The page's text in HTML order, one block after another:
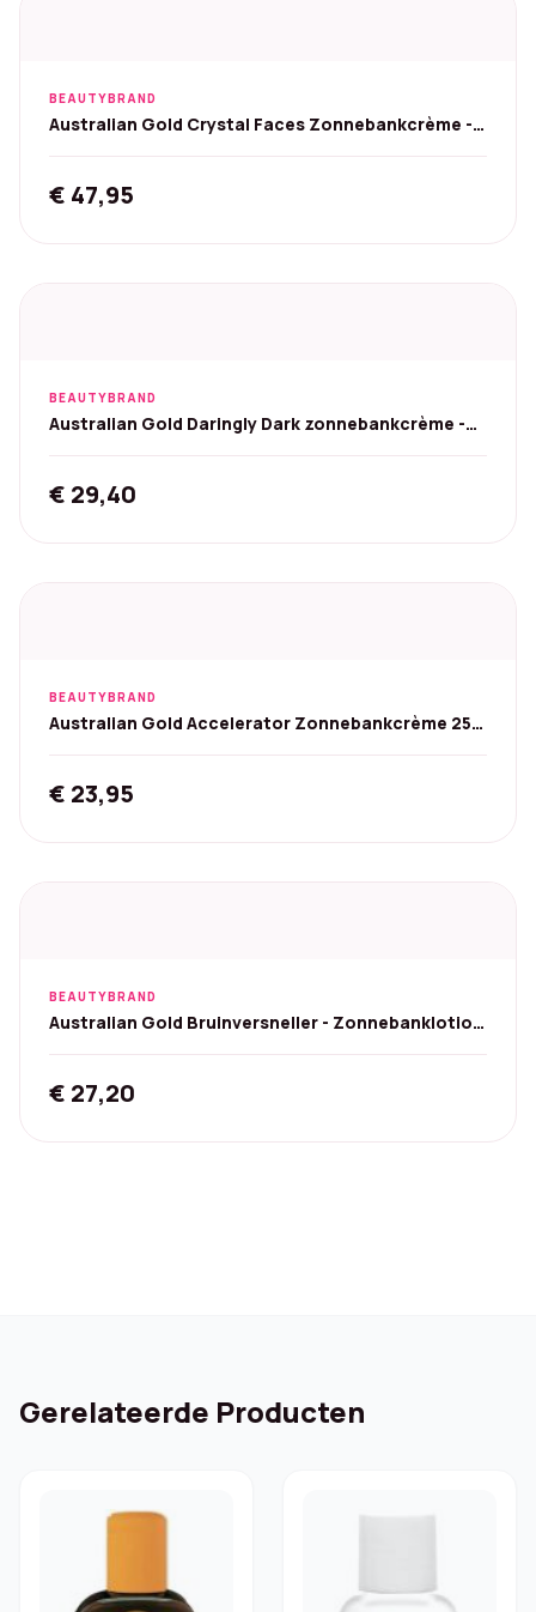
BEAUTYBRAND
Australian Gold Crystal Faces Zonnebankcrème -
€ 47,95
BEAUTYBRAND
Australian Gold Daringly Dark zonnebankcrème -
€ 29,40
BEAUTYBRAND
Australian Gold Accelerator Zonnebankcrème 250
€ 23,95
BEAUTYBRAND
Australian Gold Bruinversneller - Zonnebanklotion
€ 27,20
Gerelateerde Producten